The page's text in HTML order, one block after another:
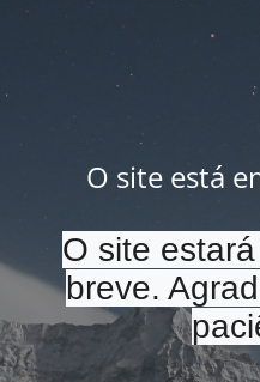
O site está
O site
breve.